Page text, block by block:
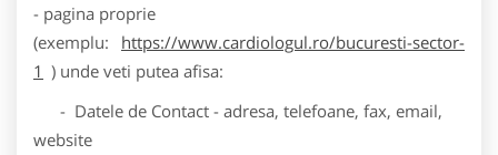
- pagina proprie
(exemplu:
https://www.cardiologul.ro/bucuresti-sector-
1 ) unde veti putea afisa:
- Datele de Contact - adresa, telefoane, fax, email,
website